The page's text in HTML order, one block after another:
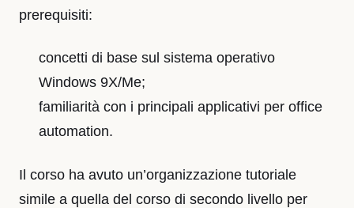
prerequisiti:
concetti di base sul sistema operativo
Windows 9X/Me;
familiarità con i principali applicativi per office
automation.
Il corso ha avuto un’organizzazione tutoriale
simile a quella del corso di secondo livello per